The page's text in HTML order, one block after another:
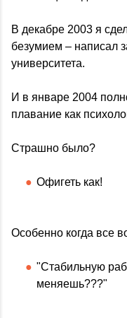
В декабре 2003 я
безумием – написал
университета.
И в январе 2004
плавание как
Страшно было?
Офигеть как!
Особенно когда все
"Стабильную
меняешь???"